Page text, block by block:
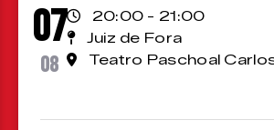
07
08
20:00 - 21:00
Juiz de Fora
Teatro Paschoal